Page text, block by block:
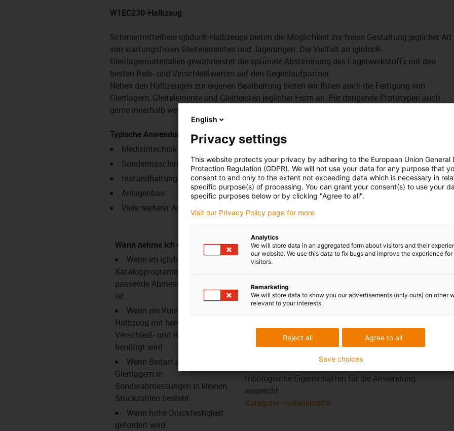
W1EC230-Halbzeug
Schmiermittelfreie iglidur®-Halbzeuge bieten die Möglichkeit zur freien Gestaltung jeglicher Art
von wartungsfreien Gleitelementen und -lagerungen. Die Vielfalt an iglidur®-
Gleitlagermaterialien gewährleistet die optimale Abstimmung des Lagerwerkstoffs mit den
besten Reib- und Verschleißwerten auf den Gegenlaufpartner.
Neben den Halbzeugen zur eigenen Bearbeitung bieten wir Ihnen auch die Fertigung von
Gleitlagern, Gleitelemente und Gleitleisten jeglicher Form an. Für dringende Prototypen auch
gerne innerhalb weniger Tage, nach Wunschtermin.
Typische Anwendungsbereiche
Medizintechnik
Sondermaschinenbau
Instandhaltung
Anlagenbau
Viele weiterer Anwendungsbereiche finden Sie bei unseren
Wann nehme ich es?
Wenn im iglidur®-
Katalogprogramm keine
passende Abmessung vorhanden
ist
Wenn ein Kunststoff-
Halbzeug mit hervorragenden
Verschleiß- und Reibwerten
benötigt wird
Wenn Bedarf an iglidur®-
Gleitlagern in
Sonderabmessungen in kleinen
Stückzahlen besteht
Wenn hohe Druckfestigkeit
gefordert wird
Wann nehme ich es nicht?
Wenn ein entsprechendes iglidur®-Standard-
Wenn ein iglidur®-Gleitlager in Sonderabmessungen
in hohen Stückzahlen benötigt wird
Wenn kein Halbzeug aus technischen Kunststoffen
benötigt wird und ein Halbzeug ohne jegliche
tribologische Eigenschaften für die Anwendung
ausreicht
Kategorie - Gelenkköpfe
English
Privacy settings
This website protects your privacy by adhering to the European Union General
Protection Regulation (GDPR). We will not use your data for any purpose that
consent to and only to the extent not exceeding data which is necessary in
specific purpose(s) of processing. You can grant your consent(s) to use your
specific purposes below or by clicking "Agree to all".
Visit our Privacy Policy page for more
Analytics
We will store data in an aggregated form about visitors and their
our website. We use this data to fix bugs and improve the experience for
visitors.
Remarketing
We will store data to show you our advertisements (only ours) on other
relevant to your interests.
Agree to all
Reject all
Save choices